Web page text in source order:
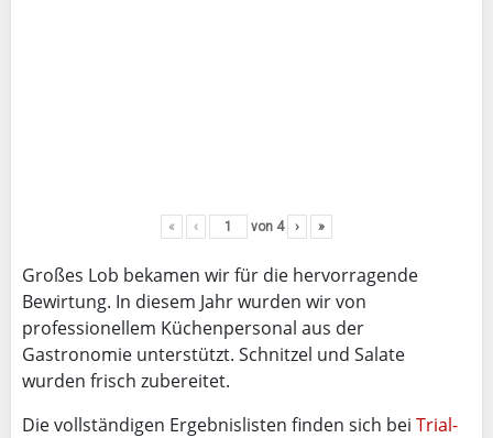
« ‹ von 4 › »
Großes Lob bekamen wir für die hervorragende
Bewirtung. In diesem Jahr wurden wir von
professionellem Küchenpersonal aus der
Gastronomie unterstützt. Schnitzel und Salate
wurden frisch zubereitet.
Die vollständigen Ergebnislisten finden sich bei Trial-